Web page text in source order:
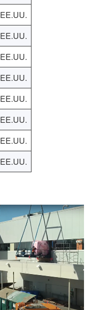
EE.UU.
EE.UU.
EE.UU.
EE.UU.
EE.UU.
EE.UU.
EE.UU.
EE.UU.